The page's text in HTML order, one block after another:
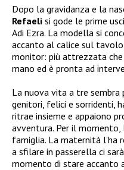
Dopo la gravidanza e la
Refaeli si gode le prime
Adi Ezra. La modella si
accanto al calice sul tavolo
monitor: più attrezzata
mano ed è pronta ad
La nuova vita a tre sembra
genitori, felici e sorridenti,
ritrae insieme e appaiono
avventura. Per il
famiglia. La maternità l’ha
a sfilare in passerella ci
momento di stare accanto